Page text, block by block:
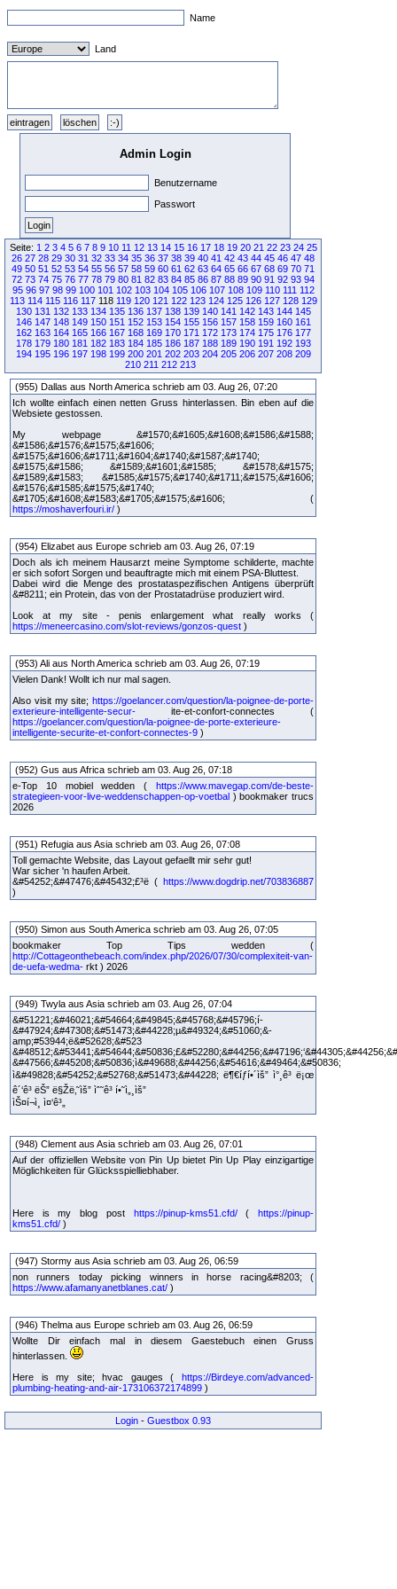
Name
Land
Admin Login
Benutzername
Passwort
Seite: 1 2 3 4 5 6 7 8 9 10 11 12 13 14 15 16 17 18 19 20 21 22 23 24 25
26 27 28 29 30 31 32 33 34 35 36 37 38 39 40 41 42 43 44 45 46 47 48
49 50 51 52 53 54 55 56 57 58 59 60 61 62 63 64 65 66 67 68 69 70 71
72 73 74 75 76 77 78 79 80 81 82 83 84 85 86 87 88 89 90 91 92 93 94
95 96 97 98 99 100 101 102 103 104 105 106 107 108 109 110 111 112
113 114 115 116 117118 119 120 121 122 123 124 125 126 127 128 129
130 131 132 133 134 135 136 137 138 139 140 141 142 143 144 145
146 147 148 149 150 151 152 153 154 155 156 157 158 159 160 161
162 163 164 165 166 167 168 169 170 171 172 173 174 175 176 177
178 179 180 181 182 183 184 185 186 187 188 189 190 191 192 193
194 195 196 197 198 199 200 201 202 203 204 205 206 207 208 209
210 211 212 213
(955) Dallas aus North America schrieb am 03. Aug 26, 07:20
Ich wollte einfach einen netten Gruss hinterlassen. Bin eben auf die
Websiete gestossen.
My webpage &#1570;&#1605;&#1608;&#1586;&#1588;
&#1586;&#1576;&#1575;&#1606;
&#1575;&#1606;&#1711;&#1604;&#1740;&#1587;&#1740;
&#1575;&#1586; &#1589;&#1601;&#1585; &#1578;&#1575;
&#1589;&#1583; &#1585;&#1575;&#1740;&#1711;&#1575;&#1606;
&#1576;&#1585;&#1575;&#1740;
&#1705;&#1608;&#1583;&#1705;&#1575;&#1606; (
https://moshaverfouri.ir/ )
(954) Elizabet aus Europe schrieb am 03. Aug 26, 07:19
Doch als ich meinem Hausarzt meine Symptome schilderte, machte
er sich sofort Sorgen und beauftragte mich mit einem PSA-Bluttest.
Dabei wird die Menge des prostataspezifischen Antigens überprüft
&#8211; ein Protein, das von der Prostatadrüse produziert wird.
Look at my site - penis enlargement what really works (
https://meneercasino.com/slot-reviews/gonzos-quest )
(953) Ali aus North America schrieb am 03. Aug 26, 07:19
Vielen Dank! Wollt ich nur mal sagen.
Also visit my site; https://goelancer.com/question/la-poignee-de-porte-
exterieure-intelligente-secur- ite-et-confort-connectes (
https://goelancer.com/question/la-poignee-de-porte-exterieure-
intelligente-securite-et-confort-connectes-9 )
(952) Gus aus Africa schrieb am 03. Aug 26, 07:18
e-Top 10 mobiel wedden ( https://www.mavegap.com/de-beste-
strategieen-voor-live-weddenschappen-op-voetbal ) bookmaker trucs
2026
(951) Refugia aus Asia schrieb am 03. Aug 26, 07:08
Toll gemachte Website, das Layout gefaellt mir sehr gut!
War sicher 'n haufen Arbeit.
&#54252;&#47476;&#45432;£³ë ( https://www.dogdrip.net/703836887
)
(950) Simon aus South America schrieb am 03. Aug 26, 07:05
bookmaker Top Tips wedden (
http://Cottageonthebeach.com/index.php/2026/07/30/complexiteit-van-
de-uefa-wedma- rkt ) 2026
(949) Twyla aus Asia schrieb am 03. Aug 26, 07:04
&#51221;&#46021;&#54664;&#49845;&#45768;&#45796;í-
&#47924;&#47308;&#51473;&#44228;µ&#49324;&#51060;&-
amp;#53944;ë&#52628;&#523
&#47566;&#45208;&#50836;ì&#49688;&#44256;&#54616;&#49464;&#50836;
ì&#49828;&#54252;&#52768;&#51473;&#44228; ë¶€íƒí•´ìš” ì°¸ê³ ë¡œ
ê´‘ê³ ëŠ” ë§Žë‚˜ìš” ìˆ˜ê³ í•˜ì„¸ìš”
ìŠ¤í¬ì¸ ì¤‘ê³„
(948) Clement aus Asia schrieb am 03. Aug 26, 07:01
Auf der offiziellen Website von Pin Up bietet Pin Up Play einzigartige
Möglichkeiten für Glücksspielliebhaber.
Here is my blog post https://pinup-kms51.cfd/(https://pinup-
kms51.cfd/ )
(947) Stormy aus Asia schrieb am 03. Aug 26, 06:59
non runners today picking winners in horse racing&#8203; (
https://www.afamanyanetblanes.cat/ )
(946) Thelma aus Europe schrieb am 03. Aug 26, 06:59
Wollte Dir einfach mal in diesem Gaestebuch einen Gruss
hinterlassen.
Here is my site; hvac gauges ( https://Birdeye.com/advanced-
plumbing-heating-and-air-173106372174899 )
Login - Guestbox 0.93